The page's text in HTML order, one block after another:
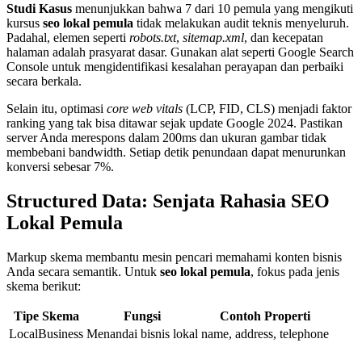
Studi Kasus menunjukkan bahwa 7 dari 10 pemula yang mengikuti
kursus seo lokal pemula tidak melakukan audit teknis menyeluruh.
Padahal, elemen seperti robots.txt, sitemap.xml, dan kecepatan
halaman adalah prasyarat dasar. Gunakan alat seperti Google Search
Console untuk mengidentifikasi kesalahan perayapan dan perbaiki
secara berkala.
Selain itu, optimasi core web vitals (LCP, FID, CLS) menjadi faktor
ranking yang tak bisa ditawar sejak update Google 2024. Pastikan
server Anda merespons dalam 200ms dan ukuran gambar tidak
membebani bandwidth. Setiap detik penundaan dapat menurunkan
konversi sebesar 7%.
Structured Data: Senjata Rahasia SEO
Lokal Pemula
Markup skema membantu mesin pencari memahami konten bisnis
Anda secara semantik. Untuk seo lokal pemula, fokus pada jenis
skema berikut:
Tipe Skema Fungsi
Contoh Properti
LocalBusiness Menandai bisnis lokal name, address, telephone